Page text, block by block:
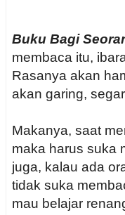
Buku Bagi
membaca itu,
Rasanya akan
akan garing,
Makanya, saat
maka harus suka
juga, kalau ada
tidak suka
mau belajar